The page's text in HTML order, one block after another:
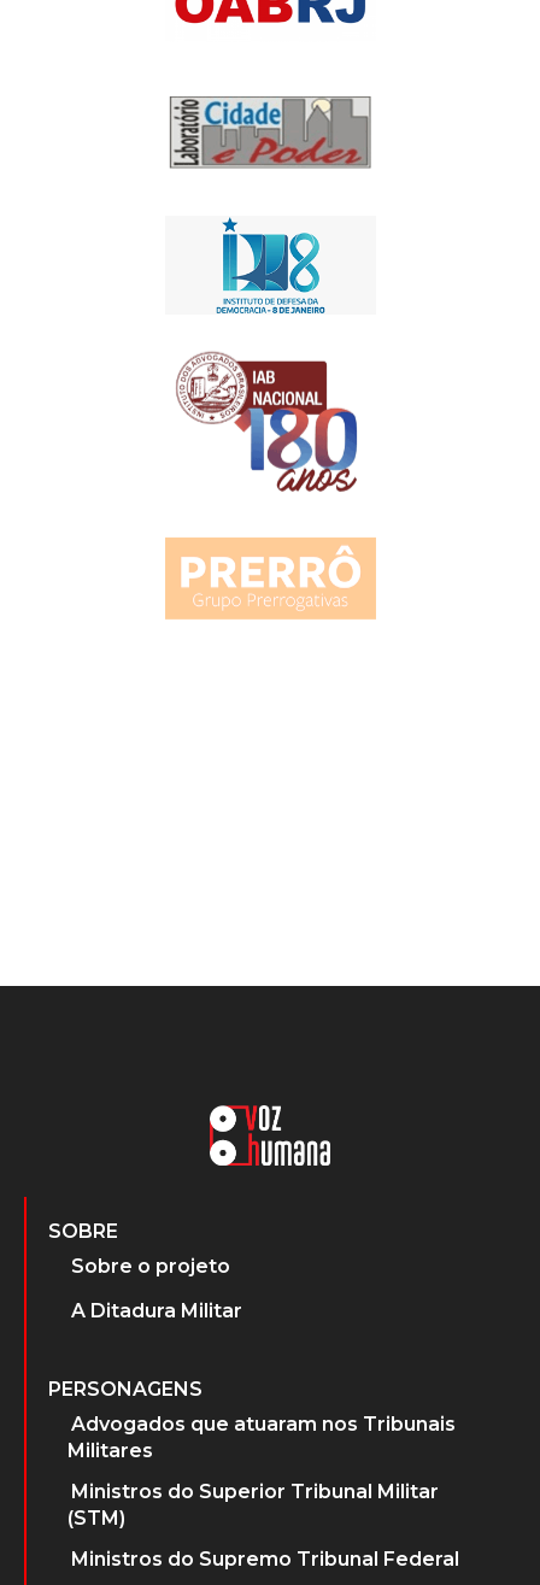
SOBRE
Sobre o projeto
A Ditadura Militar
PERSONAGENS
Advogados que atuaram nos Tribunais
Militares
Ministros do Superior Tribunal Militar
(STM)
Ministros do Supremo Tribunal Federal